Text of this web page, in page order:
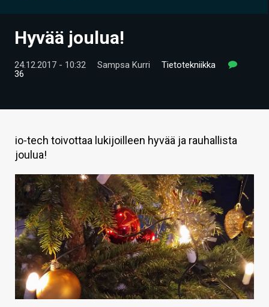
UUTISET
ARTIKKELIT
TIETOA
HINTA.FI
KAUPPA
VAIHDA TEEMA
HAKU
Hyvää joulua!
24.12.2017 - 10:32 Sampsa Kurri
Tietotekniikka
36
io-tech toivottaa lukijoilleen hyvää ja rauhallista
joulua!